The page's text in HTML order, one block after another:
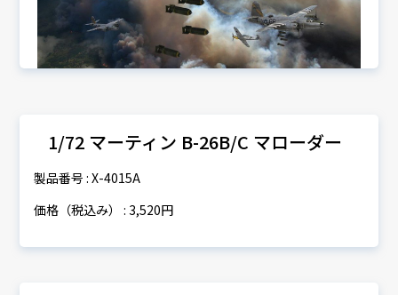
1/72 マーティン B-26B/C マローダー
製品番号 : X-4015A
価格（税込み） : 3,520円